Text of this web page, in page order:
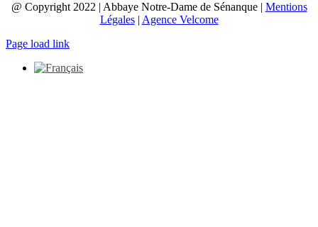
@ Copyright 2022 | Abbaye Notre-Dame de Sénanque | Mentions
Légales| Agence Velcome
Page load link